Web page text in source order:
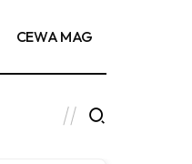
CEWA MAG